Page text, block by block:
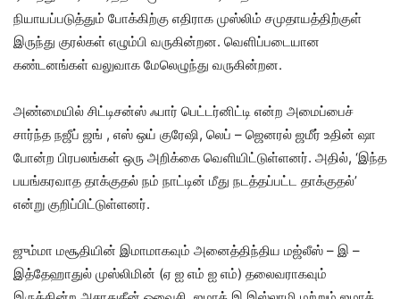
நியாயப்படுத்தும் போக்கிற்கு எதிராக முஸ்லிம் சமுதாயத்திற்குள்
இருந்து குரல்கள் எழும்பி வருகின்றன. வெளிப்படையான
கண்டனங்கள் வலுவாக மேலெழுந்து வருகின்றன.
அண்மையில் சிட்டிசன்ஸ் ஃபார் பெட்டர்னிட்டி என்ற அமைப்பைச்
சார்ந்த நஜீப் ஜங் , எஸ் ஒய் குரேஷி, லெப் – ஜெனரல் ஜமீர் உதின் ஷா
போன்ற பிரபலங்கள் ஒரு அறிக்கை வெளியிட்டுள்ளனர். அதில், ‘இந்த
பயங்கரவாத தாக்குதல் நம் நாட்டின் மீது நடத்தப்பட்ட தாக்குதல்’
என்று குறிப்பிட்டுள்ளனர்.
ஜும்மா மசூதியின் இமாமாகவும் அனைத்திந்திய மஜ்லீஸ் – இ –
இத்தேஹாதுல் முஸ்லிமின் (ஏ ஐ எம் ஐ எம்) தலைவராகவும்